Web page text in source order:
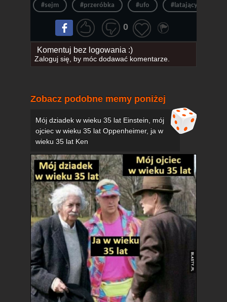
#sejm #przeróbka #ufo #latający spodek
0
Komentuj bez logowania :)
Zaloguj się, by móc dodawać komentarze.
Zobacz podobne memy poniżej
Mój dziadek w wieku 35 lat Einstein, mój
ojciec w wieku 35 lat Oppenheimer, ja w
wieku 35 lat Ken